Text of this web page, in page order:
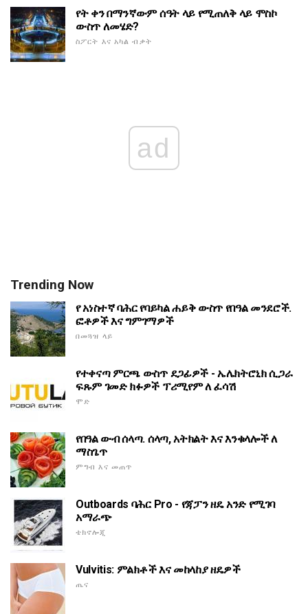
የት ቀን በማንኛውም ሰዓት ላይ የሚጠለቅ ላይ ሞስኮ
ውስጥ ለመሄድ?
ስፖርት እና አካል ብቃት
ad
Trending Now
የ አነስተኛ ባሕር የባይካል ሐይቅ ውስጥ የበዓል መንደሮች.
ፎቶዎች እና ግምገማዎች
በመጓዝ ላይ
የተቀናጣ ምርጫ ውስጥ ደጋፊዎች - ኤሌክትሮኒክ ሲጋራ
ፍጹም ገመድ ክፉዎች ፕሪሚየም ለ ፈሳሽ
ሞድ
የበዓል ውብ ሰላጣ. ሰላጣ, አትክልት እና እንቁላሎች ለ
ማስጌጥ
ምግብ እና መጠጥ
Outboards ባሕር Pro - የጃፓን ዘዴ አንድ የሚገባ
አማራጭ
ቴክኖሎጂ
Vulvitis: ምልክቶች እና መከላከያ ዘዴዎች
ጤና